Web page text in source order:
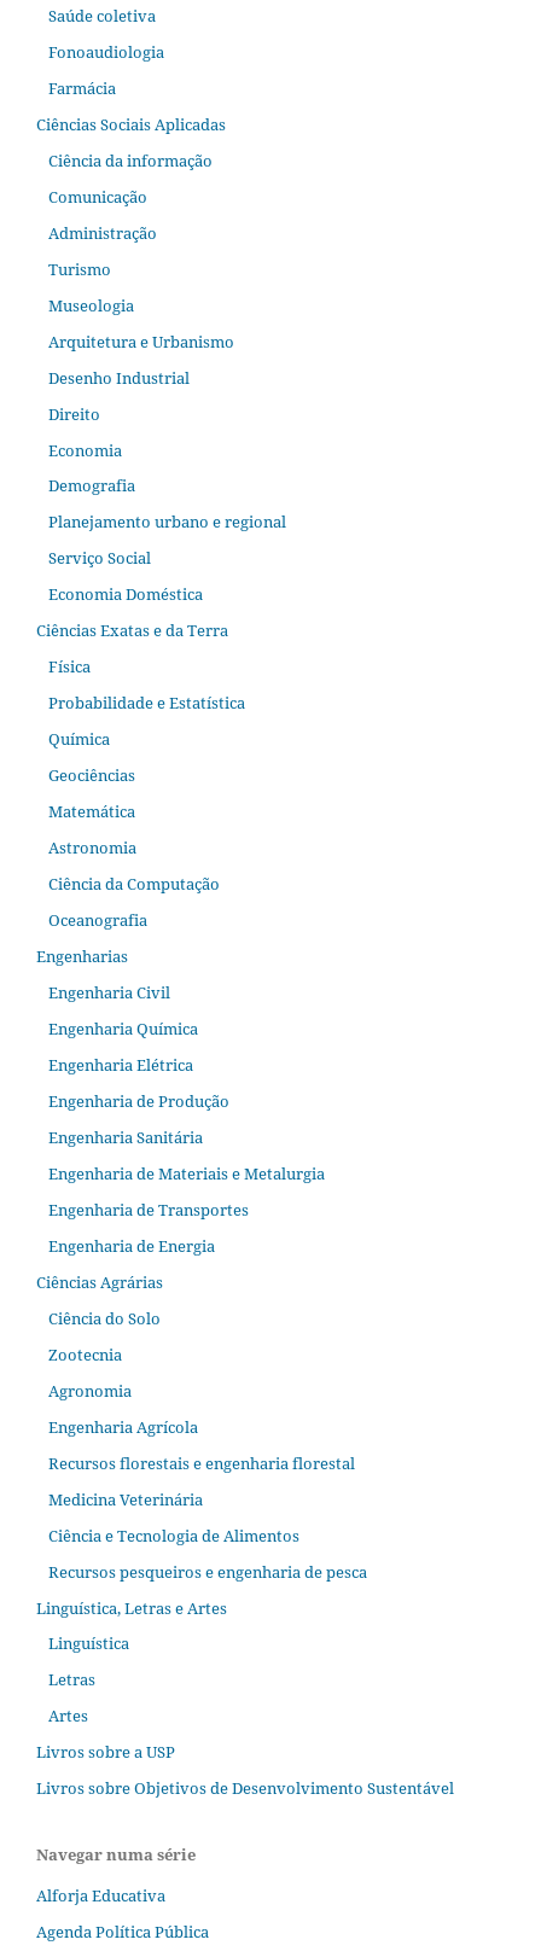
Saúde coletiva
Fonoaudiologia
Farmácia
Ciências Sociais Aplicadas
Ciência da informação
Comunicação
Administração
Turismo
Museologia
Arquitetura e Urbanismo
Desenho Industrial
Direito
Economia
Demografia
Planejamento urbano e regional
Serviço Social
Economia Doméstica
Ciências Exatas e da Terra
Física
Probabilidade e Estatística
Química
Geociências
Matemática
Astronomia
Ciência da Computação
Oceanografia
Engenharias
Engenharia Civil
Engenharia Química
Engenharia Elétrica
Engenharia de Produção
Engenharia Sanitária
Engenharia de Materiais e Metalurgia
Engenharia de Transportes
Engenharia de Energia
Ciências Agrárias
Ciência do Solo
Zootecnia
Agronomia
Engenharia Agrícola
Recursos florestais e engenharia florestal
Medicina Veterinária
Ciência e Tecnologia de Alimentos
Recursos pesqueiros e engenharia de pesca
Linguística, Letras e Artes
Linguística
Letras
Artes
Livros sobre a USP
Livros sobre Objetivos de Desenvolvimento Sustentável
Navegar numa série
Alforja Educativa
Agenda Política Pública